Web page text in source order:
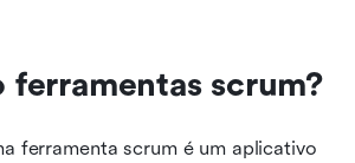
ferramentas scrum?
ferramenta scrum é um aplicativo